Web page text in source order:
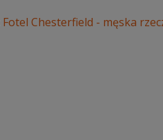
Fotel Chesterfield - męska